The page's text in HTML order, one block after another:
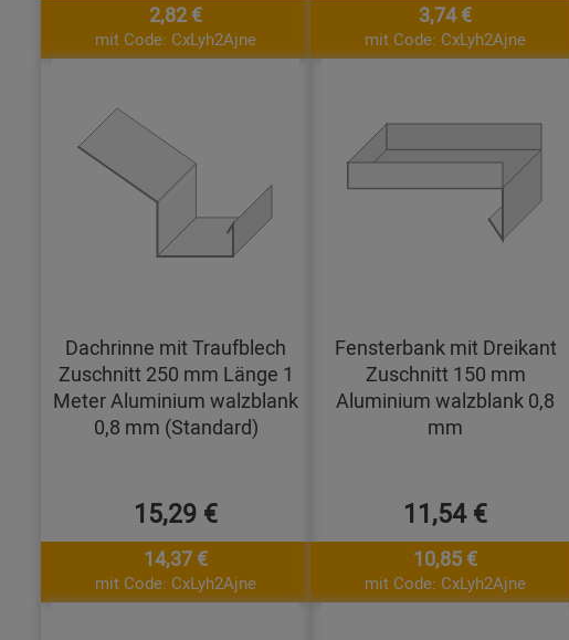
2,82 €
mit Code: CxLyh2Ajne
3,74 €
mit Code: CxLyh2Ajne
Dachrinne mit Traufblech
Zuschnitt 250 mm Länge 1
Meter Aluminium walzblank
0,8 mm (Standard)
15,29 €
14,37 €
mit Code: CxLyh2Ajne
Fensterbank mit Dreikant
Zuschnitt 150 mm
Aluminium walzblank 0,8
mm
11,54 €
10,85 €
mit Code: CxLyh2Ajne